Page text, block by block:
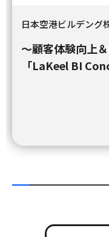
日本空港ビルデング
～顧客体験向上
「LaKeel BI